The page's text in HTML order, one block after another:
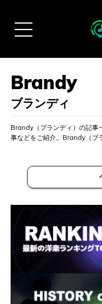
ブランディ
Brandy（ブランディ）の記事
事などをご紹介。Brandy（ブ